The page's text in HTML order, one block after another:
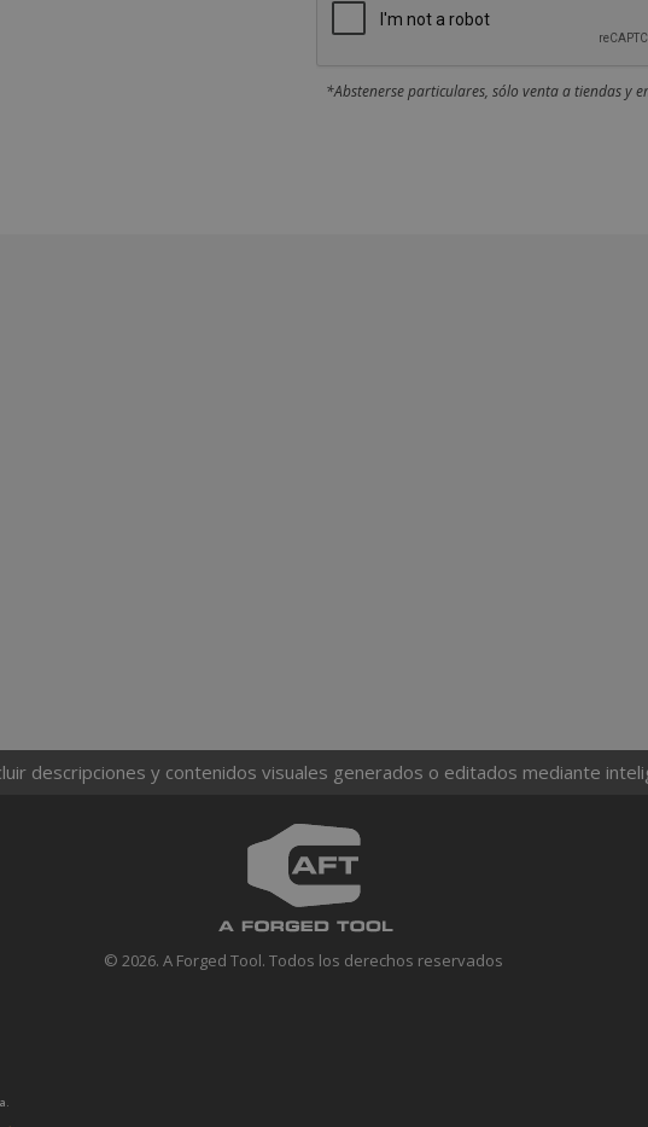
*Abstenerse particulares, sólo venta a tiendas y
descripciones y contenidos visuales generados o editados mediante
© 2026. A Forged Tool. Todos los derechos reservados